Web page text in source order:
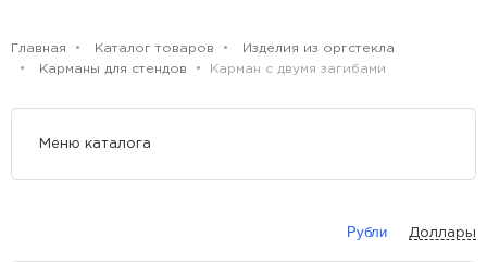
Главная Каталог товаров
Изделия из оргстекла
Карманы для стендов
Карман с двумя загибами
Меню каталога
Рубли Доллары